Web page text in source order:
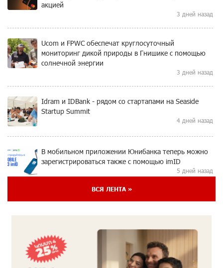
акцией
3 дней назад
Ucom и FPWC обеспечат круглосуточный
мониторинг дикой природы в Гнишике с помощью
солнечной энергии
3 дней назад
Idram и IDBank - рядом со стартапами на Seaside
Startup Summit
4 дней назад
В мобильном приложении Юнибанка теперь можно
зарегистрироваться также с помощью imID
5 дней назад
«Бесплатные бонусы в играх»: IDBank
ЕАЭС со временем будет расширяться. Когда-нибудь
это поймёт и рядовой армянин, но будет уже поздно
ВСЯ ЛЕНТА »